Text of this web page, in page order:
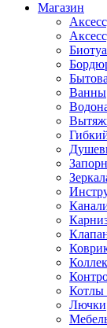
Магазин
Ванны
Котлы
Лючки